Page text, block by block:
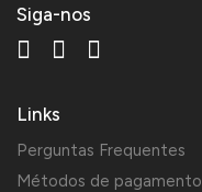
Siga-nos
Links
Perguntas Frequentes
Métodos de pagamento